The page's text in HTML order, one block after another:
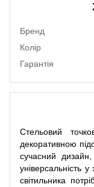
Бренд
Колір
Гарантія
Стельовий
декоративною
сучасний дизайн,
універсальність
світильника